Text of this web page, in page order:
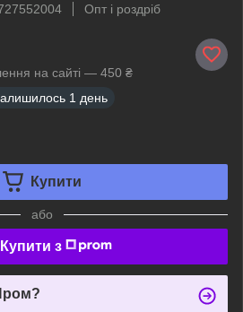
Опт і роздріб
на сайті — 450 ₴
1 день
Купити
або
Купити з